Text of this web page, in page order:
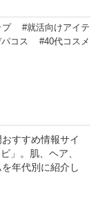
プ
#就活向けアイテ
コス
#40代コスメ
すすめ情報サイ
」。肌、ヘア、
年代別に紹介し